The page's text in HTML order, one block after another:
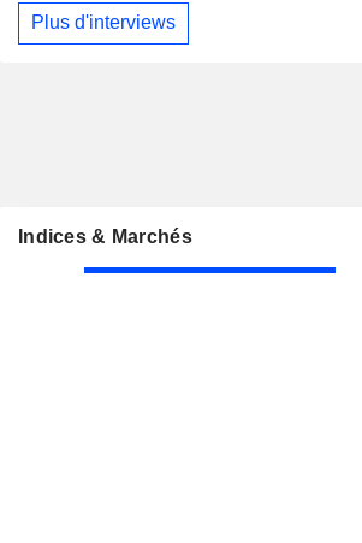
Plus d'interviews
Indices & Marchés